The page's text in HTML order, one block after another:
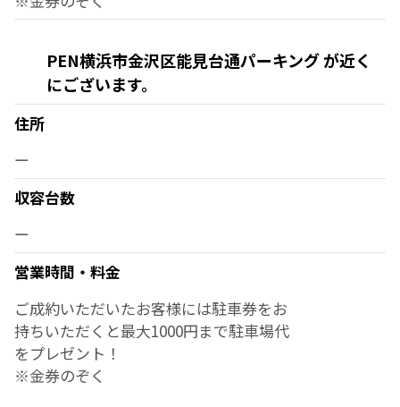
PEN横浜市金沢区能見台通パーキング が近く
にございます。
住所
ー
収容台数
ー
営業時間・料金
ご成約いただいたお客様には駐車券をお
持ちいただくと最大1000円まで駐車場代
をプレゼント！
※金券のぞく